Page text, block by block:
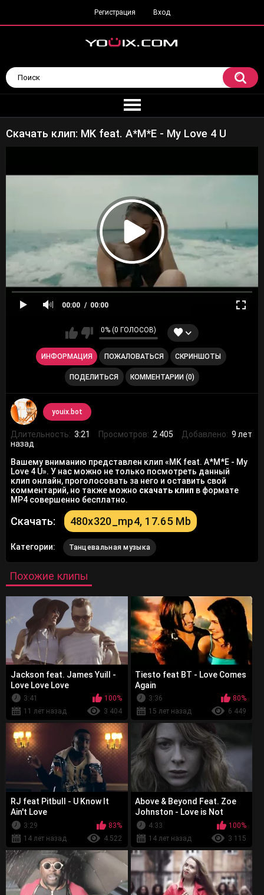
Регистрация Вход
Скачать клип: MK feat. A*M*E - My Love 4 U
00:00 00:00
0% (0 ГОЛОСОВ)
ИНФОРМАЦИЯ ПОЖАЛОВАТЬСЯ СКРИНШОТЫ
ПОДЕЛИТЬСЯ КОММЕНТАРИИ (0)
youix.bot
Длительность: 3:21 Просмотров: 2 405 Добавлено: 9 лет
назад
Вашему вниманию представлен клип «MK feat. A*M*E - My
Love 4 U». У нас можно не только посмотреть данный
клип онлайн, проголосовать за него и оставить свой
комментарий, но также можно скачать клип в формате
MP4 совершенно бесплатно.
Скачать: 480x320_mp4, 17.65 Mb
Категории: Танцевальная музыка
Похожие клипы
Jackson feat. James Yuill -
Love Love Love
3:41
100%
11 лет назад
3 404
Tiesto feat BT - Love Comes
Again
3:36
80%
15 лет назад
6 449
RJ feat Pitbull - U Know It
Ain't Love
3:29
83%
14 лет назад
4 522
Above & Beyond Feat. Zoe
Johnston - Love is Not
Enough
4:33
100%
14 лет назад
3 115